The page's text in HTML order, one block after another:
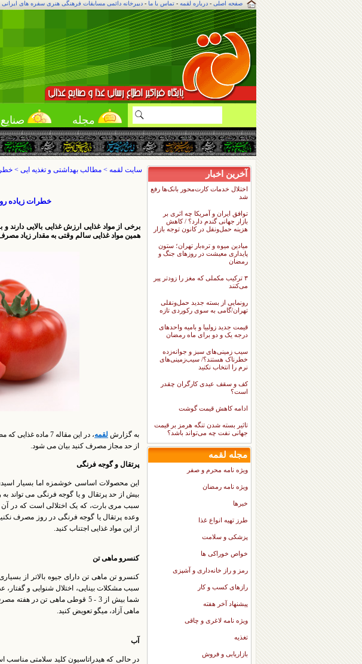
صفحه اصلی - درباره لقمه - تماس با ما - دبیرخانه دائمی مسابقات فرهنگی هنری سفره های ایرانی
مجله
لقمه
آخرین اخبار
اختلال خدمات کارت‌محور بانک‌ها رفع
شد
توافق ایران و آمریکا چه اثری بر
بازار جهانی گندم دارد؟ / کاهش
هزینه حمل‌ونقل در کانون توجه بازار
میادین میوه و تره‌بار تهران؛ ستون
پایداری معیشت در روزهای جنگ و
رمضان
۳ ترکیب مکملی که مغز را زودتر پیر
می‌کنند
رونمایی از بسته جدید حمل‌ونقلی
تهران/گامی به سوی رکوردی تازه
قیمت جدید زولبیا و بامیه واحدهای
درجه یک و دو برای ماه رمضان
سیب زمینی‌های سبز و جوانه‌زده
خطرناک هستند؟/ سیب‌زمینی‌های
نرم را انتخاب نکنید
کف و سقف عیدی کارگران چقدر
است؟
ادامه کاهش قیمت گوشت
تاثیر بسته شدن تنگه هرمز بر قیمت
جهانی نفت چه می‌تواند باشد؟
مجله لقمه
ویژه نامه محرم و صفر
ویژه نامه رمضان
خبرها
طرز تهیه انواع غذا
پزشکی و سلامت
خواص خوراکی ها
رمز و راز خانه‌داری و آشپزی
رازهای کسب و کار
پیشنهاد آخر هفته
ویژه نامه لاغری و چاقی
تغذیه
بازاریابی و فروش
سایت لقمه > مطالب بهداشتی و تغذیه ایی >
خطرات زیاده
برخی از مواد غذایی ارزش غذایی بالایی
همین مواد غذایی سالم وقتی به مقدار زیاد
به گزارش لقمه
، در این مقاله 7
از حد مجاز مصرف کنید بیان می شود.
پرتقال و گوجه فرنگی
این محصولات اساسی خوشمزه اما بسیار
بیش از حد پرتقال و یا گوجه فرنگی می تواند
سبب مری بارت، که یک اختلالی است که در
وعده پرتقال یا گوجه فرنگی در روز مصرف
از این مواد غذایی اجتناب کنید.
کنسرو ماهی تن
کنسرو تن ماهی تن دارای جیوه بالاتر از
سبب مشکلات بینایی، اختلال شنوایی و
شما بیش از 3 - 5 قوطی ماهی تن در
ماهی آزاد، میگو تعویض کنید.
آب
در حالی که هیدراتاسیون کلید سلامتی